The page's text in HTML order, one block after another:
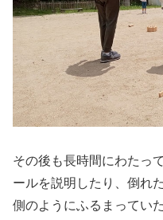
その後も長時間にわたっ
ールを説明したり、倒れ
側のようにふるまっていた